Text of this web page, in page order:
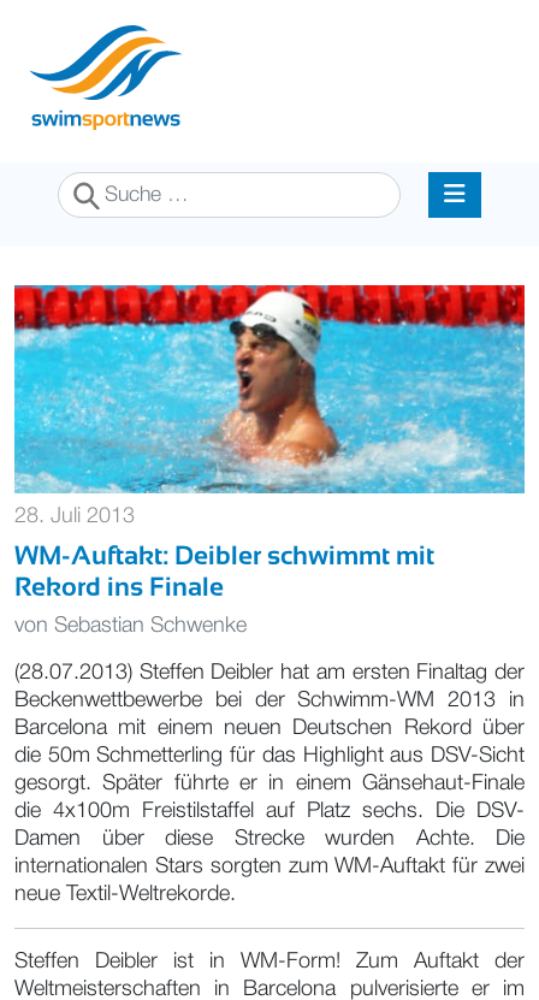
Suchen
28. Juli 2013
WM-Auftakt: Deibler schwimmt mit
Rekord ins Finale
von Sebastian Schwenke
(28.07.2013) Steffen Deibler hat am ersten Finaltag der
Beckenwettbewerbe bei der Schwimm-WM 2013 in
Barcelona mit einem neuen Deutschen Rekord über
die 50m Schmetterling für das Highlight aus DSV-Sicht
gesorgt. Später führte er in einem Gänsehaut-Finale
die 4x100m Freistilstaffel auf Platz sechs. Die DSV-
Damen über diese Strecke wurden Achte. Die
internationalen Stars sorgten zum WM-Auftakt für zwei
neue Textil-Weltrekorde.
Steffen Deibler ist in WM-Form! Zum Auftakt der
Weltmeisterschaften in Barcelona pulverisierte er im